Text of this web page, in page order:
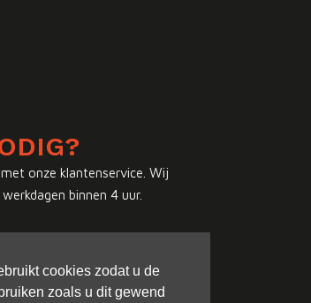
cookies zodat u de
zoals u dit gewend
onze klantenservice. Wij
binnen 4 uur.